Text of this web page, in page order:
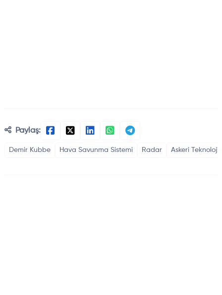
Paylaş:
Demir Kubbe Hava Savunma Sistemi Radar Askeri